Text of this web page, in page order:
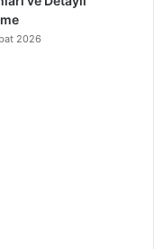
2026